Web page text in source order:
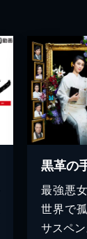
黒革の
最強悪
世界で
サスペ